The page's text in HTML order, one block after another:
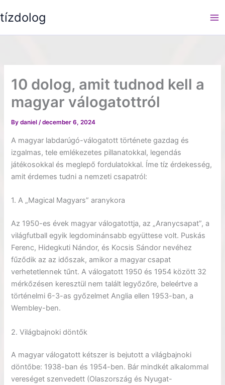
to
tízdolog
10 dolog, amit tudnod kell a
magyar válogatottról
Bydaniel/december 6, 2024
A magyar labdarúgó-válogatott története gazdag és
izgalmas, tele emlékezetes pillanatokkal, legendás
játékosokkal és meglepő fordulatokkal. Íme tíz érdekesség,
amit érdemes tudni a nemzeti csapatról:
1. A „Magical Magyars” aranykora
Az 1950-es évek magyar válogatottja, az „Aranycsapat”, a
világfutball egyik legdominánsabb együttese volt. Puskás
Ferenc, Hidegkuti Nándor, és Kocsis Sándor nevéhez
fűződik az az időszak, amikor a magyar csapat
verhetetlennek tűnt. A válogatott 1950 és 1954 között 32
mérkőzésen keresztül nem talált legyőzőre, beleértve a
történelmi 6-3-as győzelmet Anglia ellen 1953-ban, a
Wembley-ben.
2. Világbajnoki döntők
A magyar válogatott kétszer is bejutott a világbajnoki
döntőbe: 1938-ban és 1954-ben. Bár mindkét alkalommal
vereséget szenvedett (Olaszország és Nyugat-